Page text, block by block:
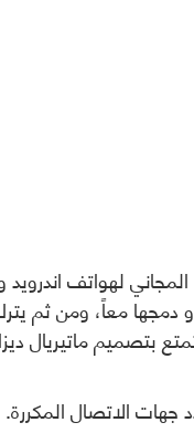
لهواتف
دمجها معاً، ومن
بتصميم ماتيريال
الاتصال المكررة.